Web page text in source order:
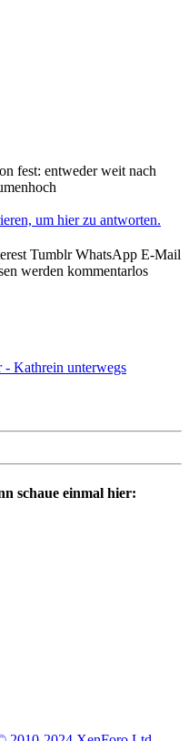
fest: entweder weit nach
um hier zu antworten.
Tumblr WhatsApp E-Mail
werden kommentarlos
- Kathrein unterwegs
schaue einmal hier: